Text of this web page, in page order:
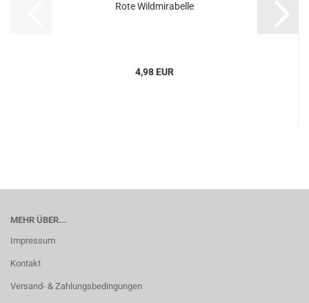
Rote Wildmirabelle
4,98 EUR
MEHR ÜBER...
Impressum
Kontakt
Versand- & Zahlungsbedingungen